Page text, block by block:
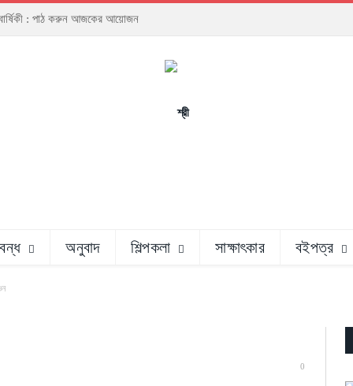
: পাঠ করুন আজকের আয়োজন
অনুবাদ শিল্পকলা সাক্ষাৎকার বইপত্র
0